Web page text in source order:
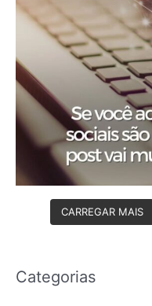
CARREGAR MAIS
Categorias